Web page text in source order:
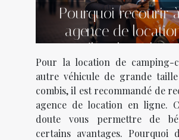
Pourquoi recourir
agence de
véhicule en
Pour la location de camping-
autre véhicule de grande
combis, il est recommandé de
agence de location en ligne.
doute vous permettre de
certains avantages. Pourquoi